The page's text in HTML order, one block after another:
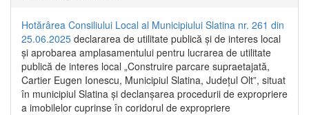
Hotărârea Consiliului Local al Municipiului Slatina nr. 261 din
25.06.2025 declararea de utilitate publică și de interes local
și aprobarea amplasamentului pentru lucrarea de utilitate
publică de interes local „Construire parcare supraetajată,
Cartier Eugen Ionescu, Municipiul Slatina, Județul Olt”, situat
în municipiul Slatina și declanșarea procedurii de expropriere
a imobilelor cuprinse în coridorul de expropriere